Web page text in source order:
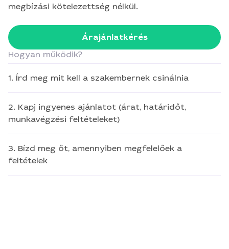
megbízási kötelezettség nélkül.
Árajánlatkérés
Hogyan működik?
1. Írd meg mit kell a szakembernek csinálnia
2. Kapj ingyenes ajánlatot (árat, határidőt,
munkavégzési feltételeket)
3. Bízd meg őt, amennyiben megfelelőek a
feltételek